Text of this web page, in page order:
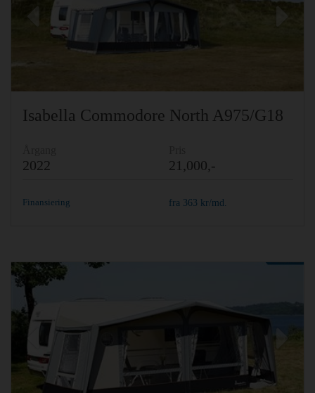
Previous
Isabella Commodore North A975/G18
2022 21,000,-
Finansiering fra 363 kr/md.
Previous